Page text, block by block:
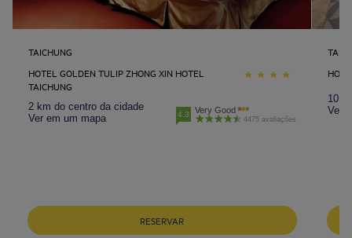
TAICHUNG
HOTEL GOLDEN TULIP ZHONG XIN HOTEL
TAICHUNG
2 km do centro da cidade
Ver em um mapa
4.3 Very Good
4475 avaliações
RESERVAR
10
Ver